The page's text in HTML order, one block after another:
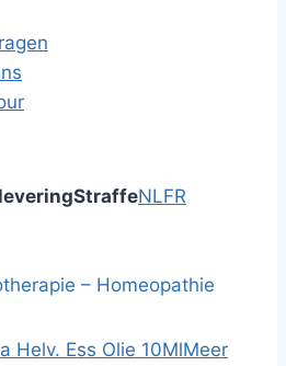
StraffeNLFR
– Homeopathie
Helv. Ess Olie 10MlMeer